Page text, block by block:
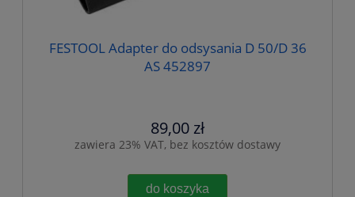
FESTOOL Adapter do odsysania D 50/D 36
AS 452897
89,00 zł
zawiera 23% VAT, bez kosztów dostawy
do koszyka